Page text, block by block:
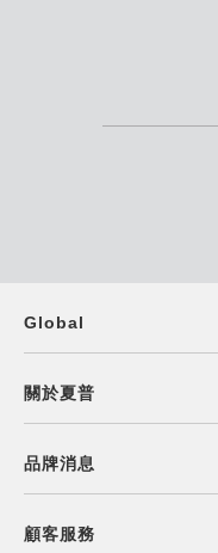
Global
關於夏普
品牌消息
顧客服務